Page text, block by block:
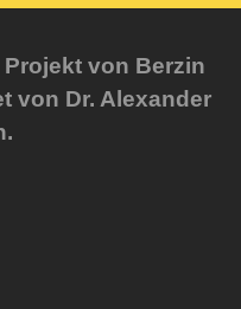
von Berzin
von Dr. Alexander